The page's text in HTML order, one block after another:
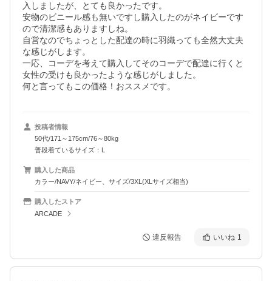
入しましたが、とても良かったです。
安物のビニール感も無いですし購入したのがネイビーです
ので清潔感もありますしね。
自営なのでちょっとした配達の時に羽織っても全然大丈夫
な感じがします。
一応、コーデを考えて購入してそのコーデで配達に行くと
女性の受けも良かったような感じがしました。
何と言ってもこの価格！おススメです。
投稿者情報
50代/171～175cm/76～80kg
普段着ているサイズ：L
購入した商品
カラー/NAVY/ネイビー、サイズ/3XL(XLサイズ相当)
購入したストア
ARCADE
違反報告 いいね 1